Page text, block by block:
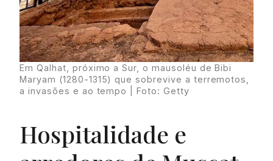
Em Qalhat, próximo a Sur, o mausoléu de Bibi
Maryam (1280-1315) que sobrevive a terremotos,
a invasões e ao tempo | Foto: Getty
Hospitalidade e